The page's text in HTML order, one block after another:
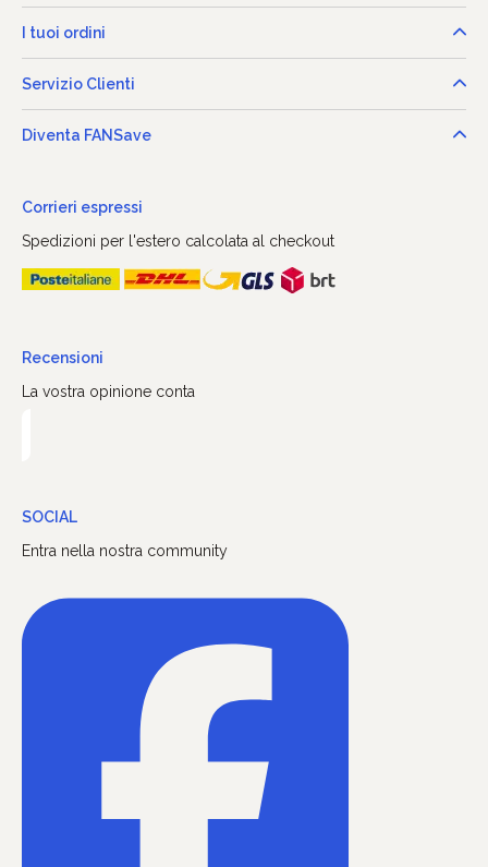
I tuoi ordini
Servizio Clienti
Diventa FANSave
Corrieri espressi
Spedizioni per l'estero calcolata al checkout
Recensioni
La vostra opinione conta
SOCIAL
Entra nella nostra community